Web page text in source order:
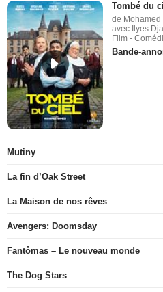
Tombé du
de Mohamed
avec Ilyes
Film -
Bande-
Mutiny
La fin d’Oak Street
La Maison de nos rêves
Avengers: Doomsday
Fantômas – Le nouveau monde
The Dog Stars